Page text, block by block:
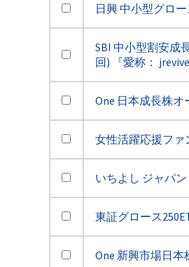
日興 中小型グロ
SBI 中小型割安成
回) 『愛称：
One 日本成長株オ
女性活躍応援ファ
いちよし ジャパ
東証グロース
One 新興市場日本